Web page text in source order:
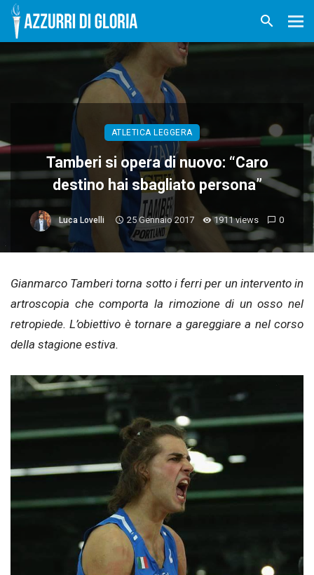
ATLETICA LEGGERA
Tamberi si opera di nuovo: “Caro
destino hai sbagliato persona”
Luca Lovelli 25 Gennaio 2017 1911 views 0
Gianmarco Tamberi torna sotto i ferri per un intervento in
artroscopia che comporta la rimozione di un osso nel
retropiede. L’obiettivo è tornare a gareggiare a nel corso
della stagione estiva.